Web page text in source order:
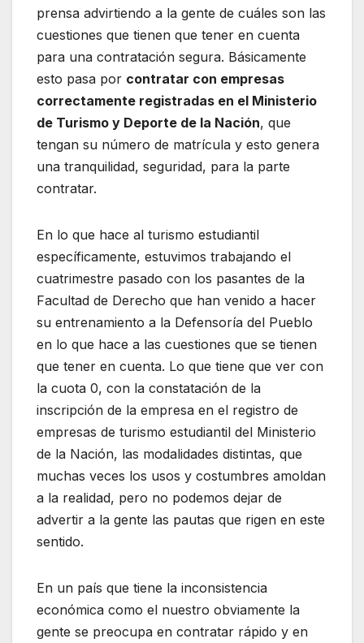
prensa advirtiendo a la gente de cuáles son las
cuestiones que tienen que tener en cuenta
para una contratación segura. Básicamente
esto pasa por contratar con empresas
correctamente registradas en el Ministerio
de Turismo y Deporte de la Nación, que
tengan su número de matrícula y esto genera
una tranquilidad, seguridad, para la parte
contratar.
En lo que hace al turismo estudiantil
específicamente, estuvimos trabajando el
cuatrimestre pasado con los pasantes de la
Facultad de Derecho que han venido a hacer
su entrenamiento a la Defensoría del Pueblo
en lo que hace a las cuestiones que se tienen
que tener en cuenta. Lo que tiene que ver con
la cuota 0, con la constatación de la
inscripción de la empresa en el registro de
empresas de turismo estudiantil del Ministerio
de la Nación, las modalidades distintas, que
muchas veces los usos y costumbres amoldan
a la realidad, pero no podemos dejar de
advertir a la gente las pautas que rigen en este
sentido.
En un país que tiene la inconsistencia
económica como el nuestro obviamente la
gente se preocupa en contratar rápido y en